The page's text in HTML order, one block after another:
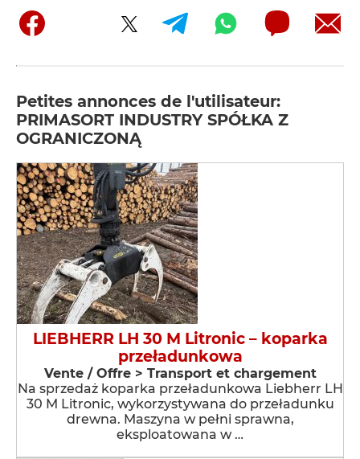
Petites annonces de l'utilisateur:
PRIMASORT INDUSTRY SPÓŁKA Z
OGRANICZONĄ
LIEBHERR LH 30 M Litronic – koparka
przeładunkowa
Vente / Offre > Transport et chargement
Na sprzedaż koparka przeładunkowa Liebherr LH
30 M Litronic, wykorzystywana do przeładunku
drewna. Maszyna w pełni sprawna,
eksploatowana w …